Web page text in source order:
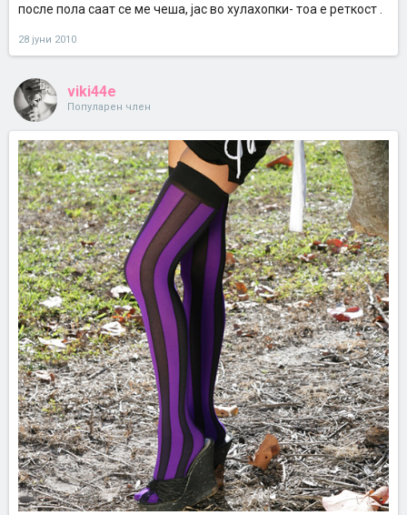
после пола саат се ме чеша, јас во хулахопки- тоа е реткост .
28 јуни 2010
viki44e
Популарен член